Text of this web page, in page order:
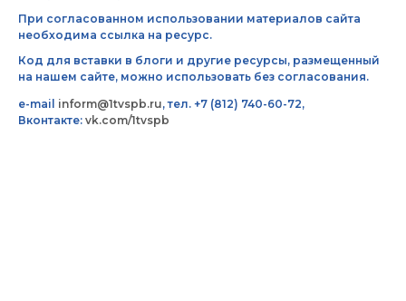
При согласованном использовании материалов сайта
необходима ссылка на ресурс.
Код для вставки в блоги и другие ресурсы, размещенный
на нашем сайте, можно использовать без согласования.
e-mail inform@1tvspb.ru, тел. +7 (812) 740-60-72,
Вконтакте: vk.com/1tvspb